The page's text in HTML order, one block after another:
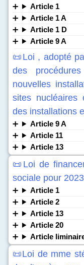
Article 1
Article 1 A
Article 1 D
Article 9 A
📜Loi , adopté
des
nouvelles
sites nucléaires
des installations
Article 9 A
Article 11
Article 13
📜Loi de
sociale pour 2023
Article 1
Article 2
Article 13
Article 20
Article
📜Loi de mme